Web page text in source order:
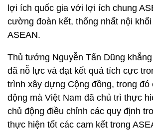
lợi ích quốc gia với lợi ích chung
cường đoàn kết, thống nhất nội
ASEAN.
Thủ tướng Nguyễn Tấn Dũng
đã nỗ lực và đạt kết quả tích cực
trình xây dựng Cộng đồng, trong đó
động mà Việt Nam đã chủ trì thực
chủ động điều chỉnh các quy định
thực hiện tốt các cam kết trong